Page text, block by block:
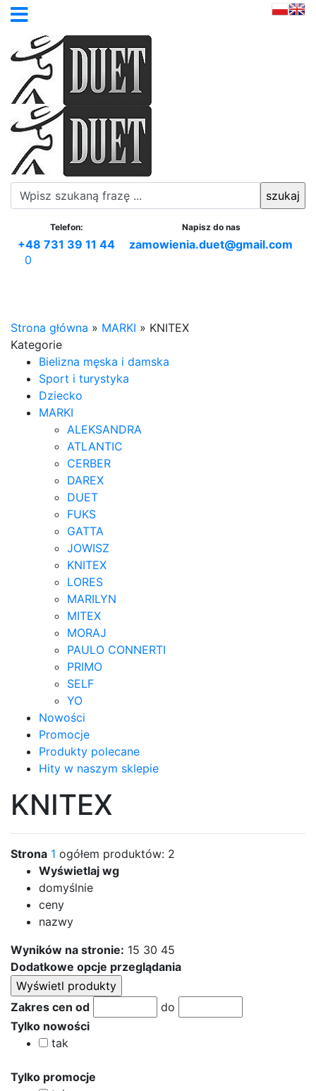
Telefon:
+48 731 39 11 44
Napisz do nas
zamowienia.duet@gmail.com
0
Strona główna » MARKI » KNITEX
Kategorie
Bielizna męska i damska
Sport i turystyka
Dziecko
MARKI
ALEKSANDRA
ATLANTIC
CERBER
DAREX
DUET
FUKS
GATTA
JOWISZ
KNITEX
LORES
MARILYN
MITEX
MORAJ
PAULO CONNERTI
PRIMO
SELF
YO
Nowości
Promocje
Produkty polecane
Hity w naszym sklepie
KNITEX
Strona 1 ogółem produktów: 2
Wyświetlaj wg
domyślnie
ceny
nazwy
Wyników na stronie: 15 30 45
Dodatkowe opcje przeglądania
Zakres cen od
do
Tylko nowości
tak
Tylko promocje